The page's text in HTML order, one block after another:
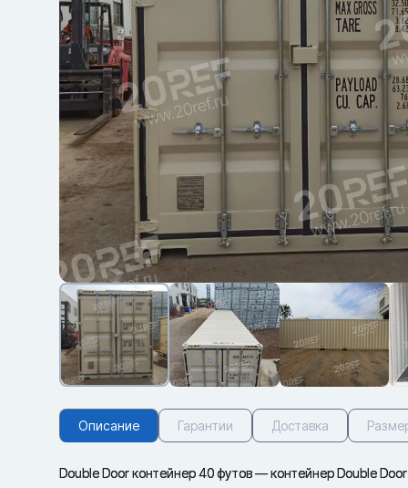
Описание Гарантии Доставка
Double Door контейнер 40 футов — контейнер Double